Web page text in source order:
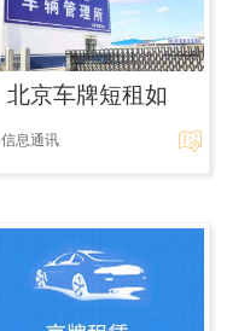
北京车牌短租如
信息通讯